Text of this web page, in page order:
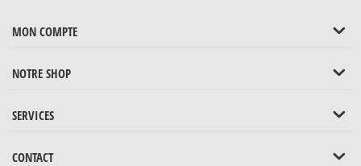
MON COMPTE
NOTRE SHOP
SERVICES
CONTACT